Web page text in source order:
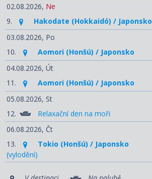
02.08.2026, Ne
9.
Hakodate (Hokkaidó) / Japonsko
03.08.2026, Po
10.
Aomori (Honšú) / Japonsko
04.08.2026, Út
11.
Aomori (Honšú) / Japonsko
05.08.2026, St
12.
Relaxační den na moři
06.08.2026, Čt
13.
Tokio (Honšú) / Japonsko
(vylodění)